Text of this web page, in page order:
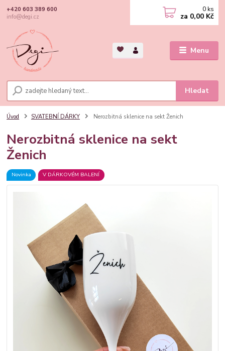
Menu
Hledat
+420 603 389 600
info@degi.cz
0 ks
za 0,00 Kč
Úvod SVATEBNÍ DÁRKY Nerozbitná sklenice na sekt Ženich
Nerozbitná sklenice na sekt
Ženich
Novinka V DÁRKOVÉM BALENÍ